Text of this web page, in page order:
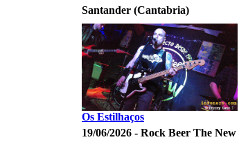
Santander (Cantabria)
Os Estilhaços
19/06/2026 - Rock Beer The New